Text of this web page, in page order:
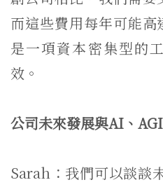
而這些費用每年可能
是一項資本密集型的
效。
公司未來發展與AI、
Sarah：我們可以談談